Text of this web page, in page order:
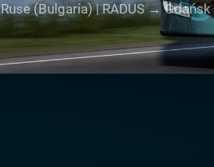
Ruse (Bulgaria) | RADUS → Gdańsk